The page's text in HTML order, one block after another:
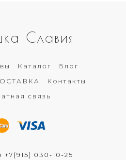
Славия
Каталог
Блог
Контакты
связь
+7(915) 030-10-25